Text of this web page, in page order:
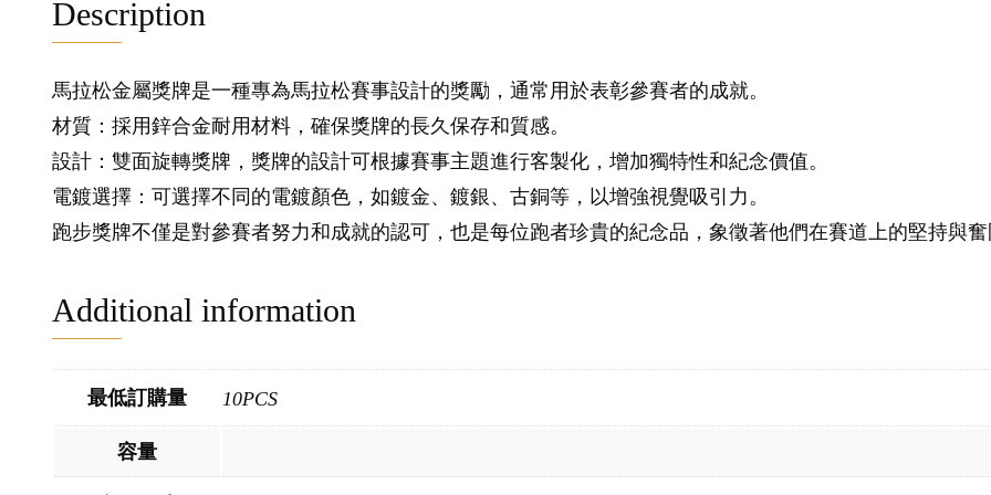
Description
馬拉松金屬獎牌是一種專為馬拉松賽事設計的獎勵，通常用於表彰參賽者的成就。
材質：採用鋅合金耐用材料，確保獎牌的長久保存和質感。
設計：雙面旋轉獎牌，獎牌的設計可根據賽事主題進行客製化，增加獨特性和紀念價值。
電鍍選擇：可選擇不同的電鍍顏色，如鍍金、鍍銀、古銅等，以增強視覺吸引力。
跑步獎牌不僅是對參賽者努力和成就的認可，也是每位跑者珍貴的紀念品，象徵著他們在賽道上的堅持與
Additional information
最低訂購量 10PCS
容量